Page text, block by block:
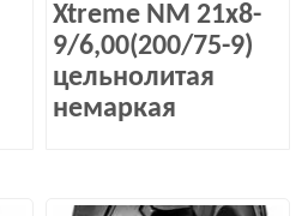
Xtreme NM 21x8-
9/6,00(200/75-9)
цельнолитая
немаркая